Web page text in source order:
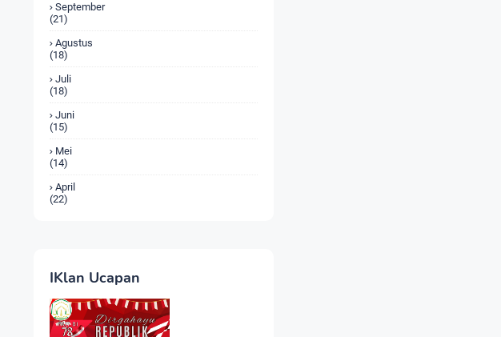
September
(21)
Agustus
(18)
Juli
(18)
Juni
(15)
Mei
(14)
April
(22)
IKlan Ucapan